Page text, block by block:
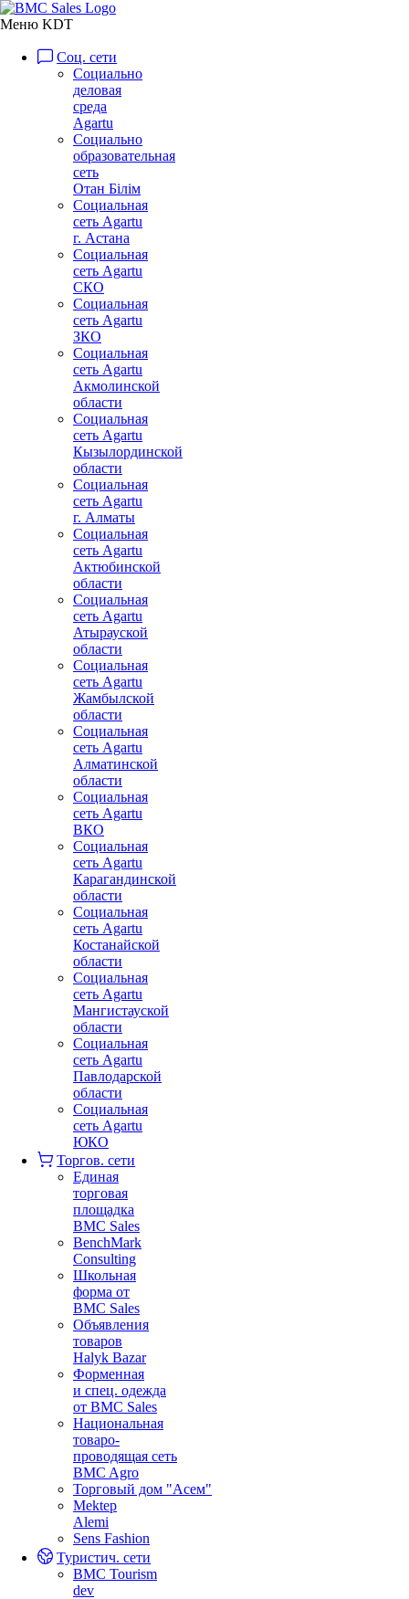
Меню KDT
Соц. сети
Социально
деловая
среда
Agartu
Социально
образовательная
сеть
Отан Бiлiм
Социальная
сеть Agartu
г. Астана
Социальная
сеть Agartu
СКО
Социальная
сеть Agartu
ЗКО
Социальная
сеть Agartu
Акмолинской
области
Социальная
сеть Agartu
Кызылординской
области
Социальная
сеть Agartu
г. Алматы
Социальная
сеть Agartu
Актюбинской
области
Социальная
сеть Agartu
Атырауской
области
Социальная
сеть Agartu
Жамбылской
области
Социальная
сеть Agartu
Алматинской
области
Социальная
сеть Agartu
ВКО
Социальная
сеть Agartu
Карагандинской
области
Социальная
сеть Agartu
Костанайской
области
Социальная
сеть Agartu
Мангистауской
области
Социальная
сеть Agartu
Павлодарской
области
Социальная
сеть Agartu
ЮКО
Торгов. сети
Единая
торговая
площадка
BMC Sales
BenchMark
Consulting
Школьная
форма от
BMC Sales
Объявления
товаров
Halyk Bazar
Форменная
и спец. одежда
от BMC Sales
Национальная
товаро-
проводящая сеть
BMC Agro
Торговый дом "Асем"
Mektep
Alemi
Sens Fashion
Туристич. сети
BMC Tourism
dev